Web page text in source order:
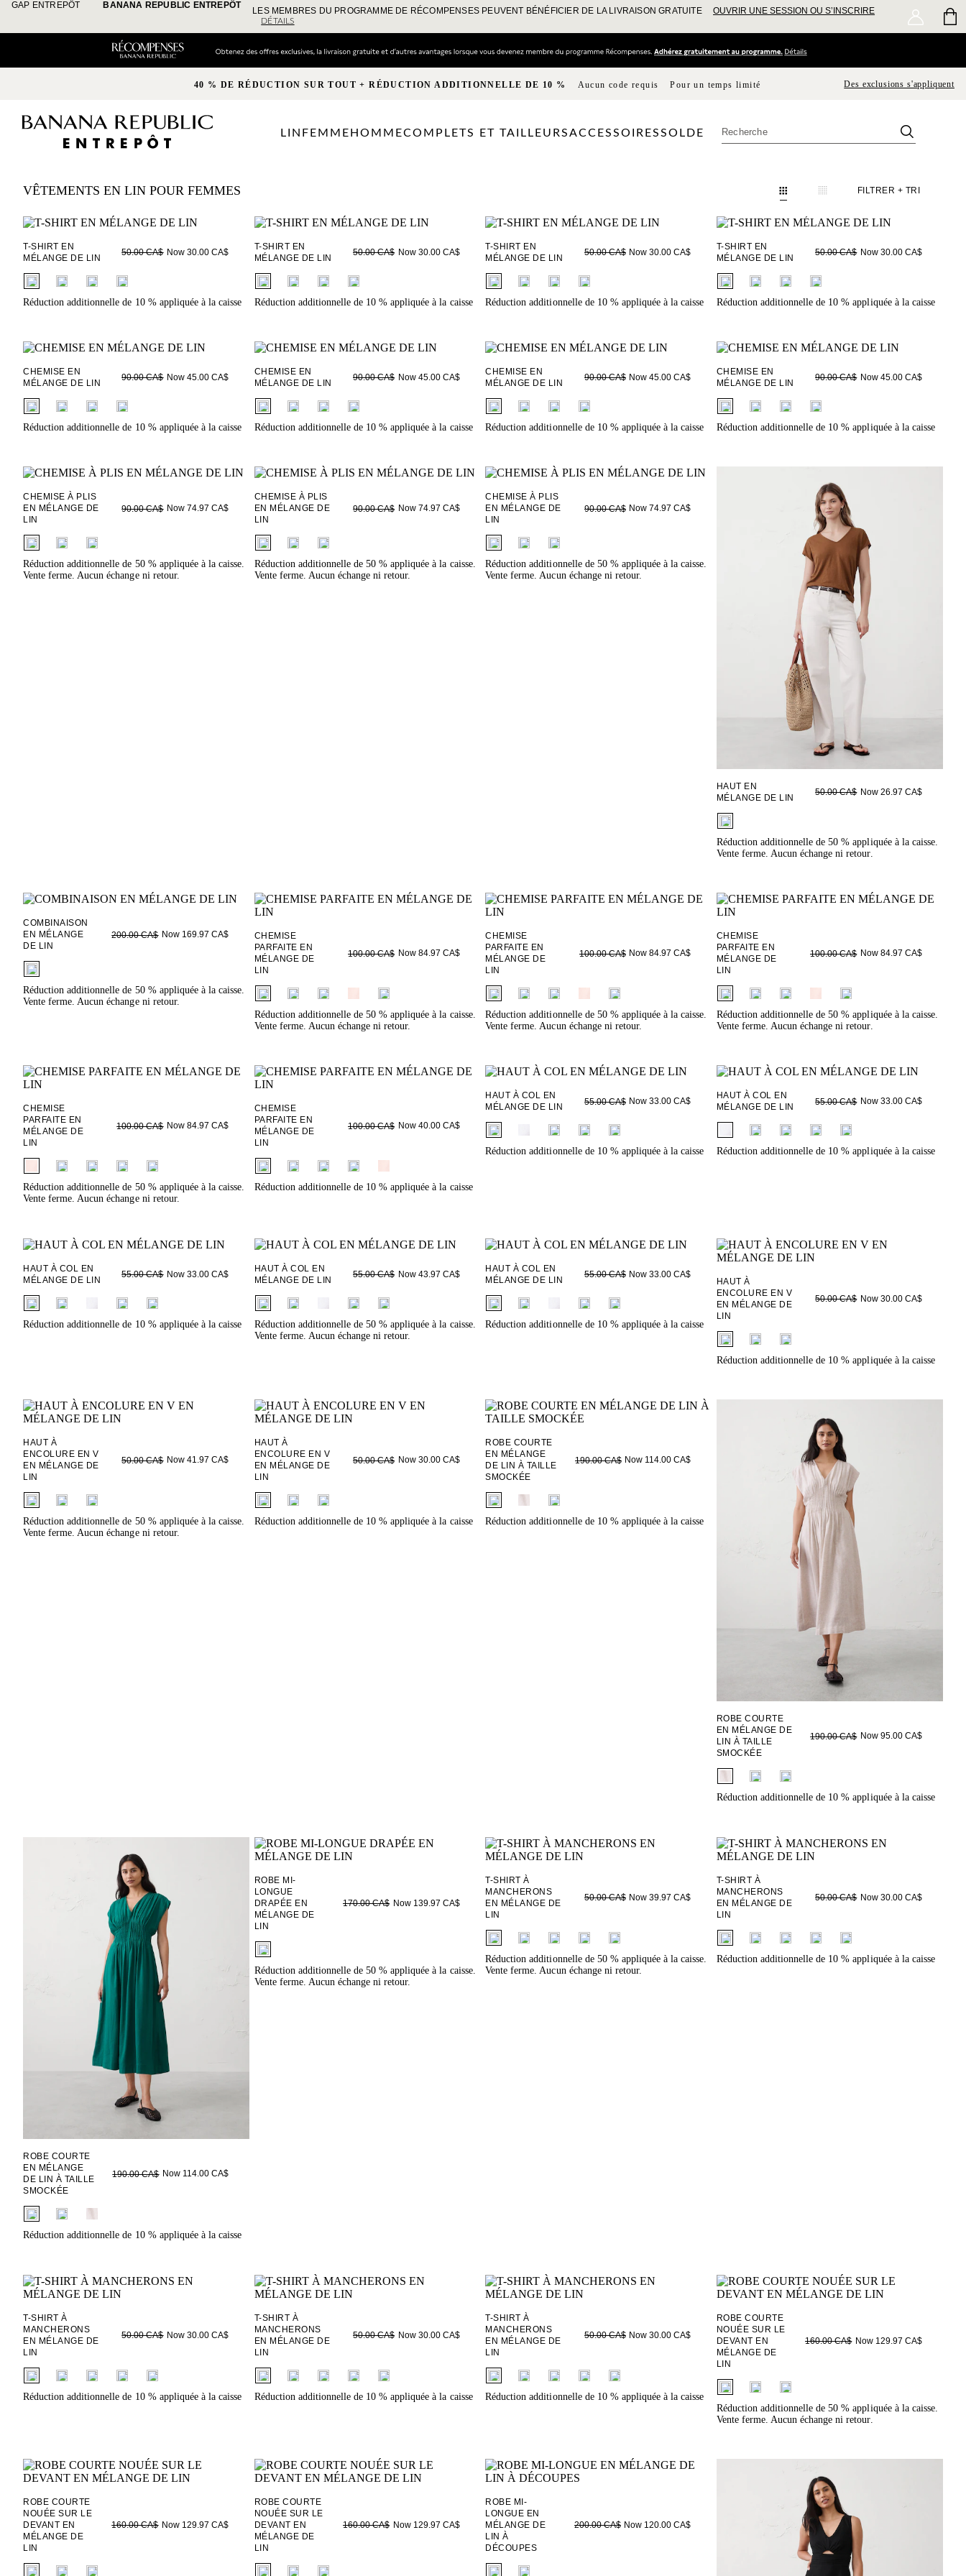
GAP ENTREPÔT BANANA REPUBLIC ENTREPÔT
LES MEMBRES DU PROGRAMME DE RÉCOMPENSES PEUVENT BÉNÉFICIER DE LA LIVRAISON GRATUITE OUVRIR UNE SESSION OU S’INSCRIRE
DÉTAILS
40 % DE RÉDUCTION SUR TOUT + RÉDUCTION ADDITIONNELLE DE 10 % Aucun code requis Pour un temps limité Des exclusions s'appliquent
LIN FEMMEHOMMECOMPLETS ET TAILLEURSACCESSOIRESSOLDE
VÊTEMENTS EN LIN POUR FEMMES FILTRER + TRI
T-SHIRT EN
MÉLANGE DE LIN
50.00 CA$ Now 30.00 CA$
fui.swatches.fieldset_name
Réduction additionnelle de 10 % appliquée à la caisse
T-SHIRT EN
MÉLANGE DE LIN
50.00 CA$ Now 30.00 CA$
fui.swatches.fieldset_name
Réduction additionnelle de 10 % appliquée à la caisse
T-SHIRT EN
MÉLANGE DE LIN
50.00 CA$ Now 30.00 CA$
fui.swatches.fieldset_name
Réduction additionnelle de 10 % appliquée à la caisse
T-SHIRT EN
MÉLANGE DE LIN
50.00 CA$ Now 30.00 CA$
fui.swatches.fieldset_name
Réduction additionnelle de 10 % appliquée à la caisse
CHEMISE EN
MÉLANGE DE LIN
90.00 CA$ Now 45.00 CA$
fui.swatches.fieldset_name
Réduction additionnelle de 10 % appliquée à la caisse
CHEMISE EN
MÉLANGE DE LIN
90.00 CA$ Now 45.00 CA$
fui.swatches.fieldset_name
Réduction additionnelle de 10 % appliquée à la caisse
CHEMISE EN
MÉLANGE DE LIN
90.00 CA$ Now 45.00 CA$
fui.swatches.fieldset_name
Réduction additionnelle de 10 % appliquée à la caisse
CHEMISE EN
MÉLANGE DE LIN
90.00 CA$ Now 45.00 CA$
fui.swatches.fieldset_name
Réduction additionnelle de 10 % appliquée à la caisse
CHEMISE À PLIS
EN MÉLANGE DE
LIN
90.00 CA$ Now 74.97 CA$
fui.swatches.fieldset_name
Réduction additionnelle de 50 % appliquée à la caisse.
Vente ferme. Aucun échange ni retour.
CHEMISE À PLIS
EN MÉLANGE DE
LIN
90.00 CA$ Now 74.97 CA$
fui.swatches.fieldset_name
Réduction additionnelle de 50 % appliquée à la caisse.
Vente ferme. Aucun échange ni retour.
CHEMISE À PLIS
EN MÉLANGE DE
LIN
90.00 CA$ Now 74.97 CA$
fui.swatches.fieldset_name
Réduction additionnelle de 50 % appliquée à la caisse.
Vente ferme. Aucun échange ni retour.
HAUT EN
MÉLANGE DE LIN
50.00 CA$ Now 26.97 CA$
fui.swatches.fieldset_name
Réduction additionnelle de 50 % appliquée à la caisse.
Vente ferme. Aucun échange ni retour.
COMBINAISON
EN MÉLANGE
DE LIN
200.00 CA$ Now 169.97 CA$
fui.swatches.fieldset_name
Réduction additionnelle de 50 % appliquée à la caisse.
Vente ferme. Aucun échange ni retour.
CHEMISE
PARFAITE EN
MÉLANGE DE
LIN
100.00 CA$ Now 84.97 CA$
fui.swatches.fieldset_name
Réduction additionnelle de 50 % appliquée à la caisse.
Vente ferme. Aucun échange ni retour.
CHEMISE
PARFAITE EN
MÉLANGE DE
LIN
100.00 CA$ Now 84.97 CA$
fui.swatches.fieldset_name
Réduction additionnelle de 50 % appliquée à la caisse.
Vente ferme. Aucun échange ni retour.
CHEMISE
PARFAITE EN
MÉLANGE DE
LIN
100.00 CA$ Now 84.97 CA$
fui.swatches.fieldset_name
Réduction additionnelle de 50 % appliquée à la caisse.
Vente ferme. Aucun échange ni retour.
CHEMISE
PARFAITE EN
MÉLANGE DE
LIN
100.00 CA$ Now 84.97 CA$
fui.swatches.fieldset_name
Réduction additionnelle de 50 % appliquée à la caisse.
Vente ferme. Aucun échange ni retour.
CHEMISE
PARFAITE EN
MÉLANGE DE
LIN
100.00 CA$ Now 40.00 CA$
fui.swatches.fieldset_name
Réduction additionnelle de 10 % appliquée à la caisse
HAUT À COL EN
MÉLANGE DE LIN
55.00 CA$ Now 33.00 CA$
fui.swatches.fieldset_name
Réduction additionnelle de 10 % appliquée à la caisse
HAUT À COL EN
MÉLANGE DE LIN
55.00 CA$ Now 33.00 CA$
fui.swatches.fieldset_name
Réduction additionnelle de 10 % appliquée à la caisse
HAUT À COL EN
MÉLANGE DE LIN
55.00 CA$ Now 33.00 CA$
fui.swatches.fieldset_name
Réduction additionnelle de 10 % appliquée à la caisse
HAUT À COL EN
MÉLANGE DE LIN
55.00 CA$ Now 43.97 CA$
fui.swatches.fieldset_name
Réduction additionnelle de 50 % appliquée à la caisse.
Vente ferme. Aucun échange ni retour.
HAUT À COL EN
MÉLANGE DE LIN
55.00 CA$ Now 33.00 CA$
fui.swatches.fieldset_name
Réduction additionnelle de 10 % appliquée à la caisse
HAUT À
ENCOLURE EN V
EN MÉLANGE DE
LIN
50.00 CA$ Now 30.00 CA$
fui.swatches.fieldset_name
Réduction additionnelle de 10 % appliquée à la caisse
HAUT À
ENCOLURE EN V
EN MÉLANGE DE
LIN
50.00 CA$ Now 41.97 CA$
fui.swatches.fieldset_name
Réduction additionnelle de 50 % appliquée à la caisse.
Vente ferme. Aucun échange ni retour.
HAUT À
ENCOLURE EN V
EN MÉLANGE DE
LIN
50.00 CA$ Now 30.00 CA$
fui.swatches.fieldset_name
Réduction additionnelle de 10 % appliquée à la caisse
ROBE COURTE
EN MÉLANGE
DE LIN À TAILLE
SMOCKÉE
190.00 CA$ Now 114.00 CA$
fui.swatches.fieldset_name
Réduction additionnelle de 10 % appliquée à la caisse
ROBE COURTE
EN MÉLANGE DE
LIN À TAILLE
SMOCKÉE
190.00 CA$ Now 95.00 CA$
fui.swatches.fieldset_name
Réduction additionnelle de 10 % appliquée à la caisse
ROBE COURTE
EN MÉLANGE
DE LIN À TAILLE
SMOCKÉE
190.00 CA$ Now 114.00 CA$
fui.swatches.fieldset_name
Réduction additionnelle de 10 % appliquée à la caisse
ROBE MI-
LONGUE
DRAPÉE EN
MÉLANGE DE
LIN
170.00 CA$ Now 139.97 CA$
fui.swatches.fieldset_name
Réduction additionnelle de 50 % appliquée à la caisse.
Vente ferme. Aucun échange ni retour.
T-SHIRT À
MANCHERONS
EN MÉLANGE DE
LIN
50.00 CA$ Now 39.97 CA$
fui.swatches.fieldset_name
Réduction additionnelle de 50 % appliquée à la caisse.
Vente ferme. Aucun échange ni retour.
T-SHIRT À
MANCHERONS
EN MÉLANGE DE
LIN
50.00 CA$ Now 30.00 CA$
fui.swatches.fieldset_name
Réduction additionnelle de 10 % appliquée à la caisse
T-SHIRT À
MANCHERONS
EN MÉLANGE DE
LIN
50.00 CA$ Now 30.00 CA$
fui.swatches.fieldset_name
Réduction additionnelle de 10 % appliquée à la caisse
T-SHIRT À
MANCHERONS
EN MÉLANGE DE
LIN
50.00 CA$ Now 30.00 CA$
fui.swatches.fieldset_name
Réduction additionnelle de 10 % appliquée à la caisse
T-SHIRT À
MANCHERONS
EN MÉLANGE DE
LIN
50.00 CA$ Now 30.00 CA$
fui.swatches.fieldset_name
Réduction additionnelle de 10 % appliquée à la caisse
ROBE COURTE
NOUÉE SUR LE
DEVANT EN
MÉLANGE DE
LIN
160.00 CA$ Now 129.97 CA$
fui.swatches.fieldset_name
Réduction additionnelle de 50 % appliquée à la caisse.
Vente ferme. Aucun échange ni retour.
ROBE COURTE
NOUÉE SUR LE
DEVANT EN
MÉLANGE DE
LIN
160.00 CA$ Now 129.97 CA$
fui.swatches.fieldset_name
ROBE COURTE
NOUÉE SUR LE
DEVANT EN
MÉLANGE DE
LIN
160.00 CA$ Now 129.97 CA$
fui.swatches.fieldset_name
ROBE MI-
LONGUE EN
MÉLANGE DE
LIN À
DÉCOUPES
200.00 CA$ Now 120.00 CA$
fui.swatches.fieldset_name